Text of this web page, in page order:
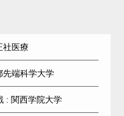
社医療
先端科学大学
: 関西学院大学